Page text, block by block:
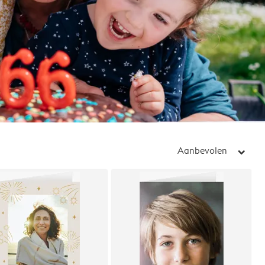
Aanbevolen arrow_right